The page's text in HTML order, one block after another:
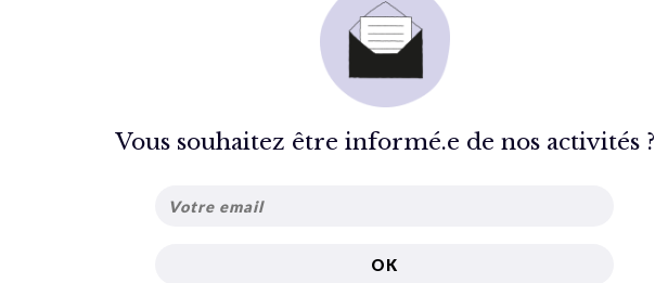
Vous souhaitez être informé.e de nos activités ?